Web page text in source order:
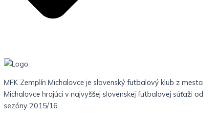
MFK Zemplín Michalovce je slovenský futbalový klub z mesta
Michalovce hrajúci v najvyššej slovenskej futbalovej súťaži od
sezóny 2015/16.